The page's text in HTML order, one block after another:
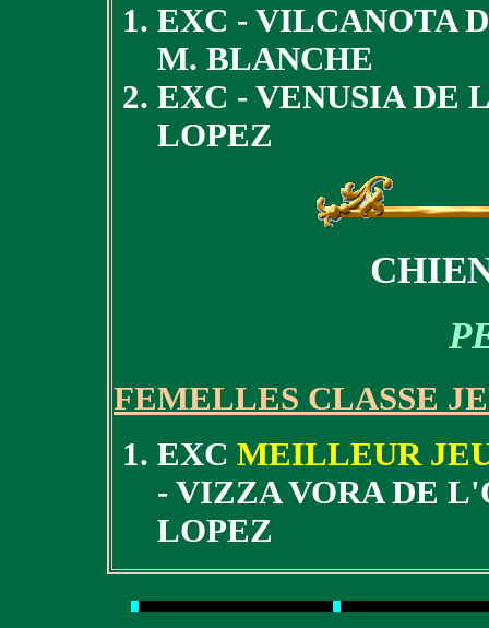
EXC - VILCANOTA
M. BLANCHE
EXC - VENUSIA DE
LOPEZ
FEMELLES CLASSE
EXC MEILLEUR
- VIZZA VORA DE
LOPEZ